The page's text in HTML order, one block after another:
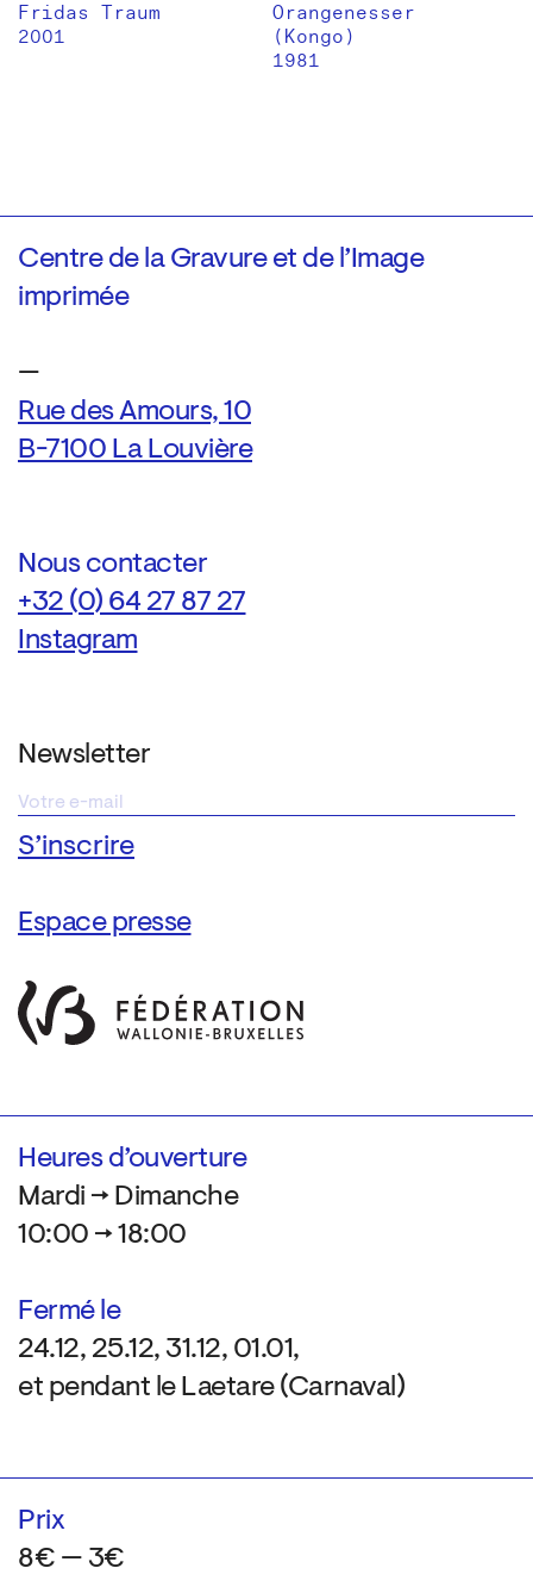
Fridas Traum
2001
Orangenesser
(Kongo)
1981
Centre de la Gravure et de l’Image
imprimée
—
Rue des Amours, 10
B-7100 La Louvière
Nous contacter
+32 (0) 64 27 87 27
Instagram
Newsletter
Espace presse
Heures d’ouverture
Mardi → Dimanche
10:00 → 18:00
Fermé le
24.12, 25.12, 31.12, 01.01,
et pendant le Laetare (Carnaval)
Prix
8€ — 3€